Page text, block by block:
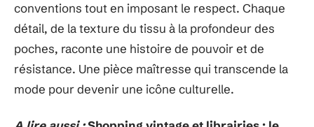
conventions tout en imposant le respect. Chaque
détail, de la texture du tissu à la profondeur des
poches, raconte une histoire de pouvoir et de
résistance. Une pièce maîtresse qui transcende la
mode pour devenir une icône culturelle.